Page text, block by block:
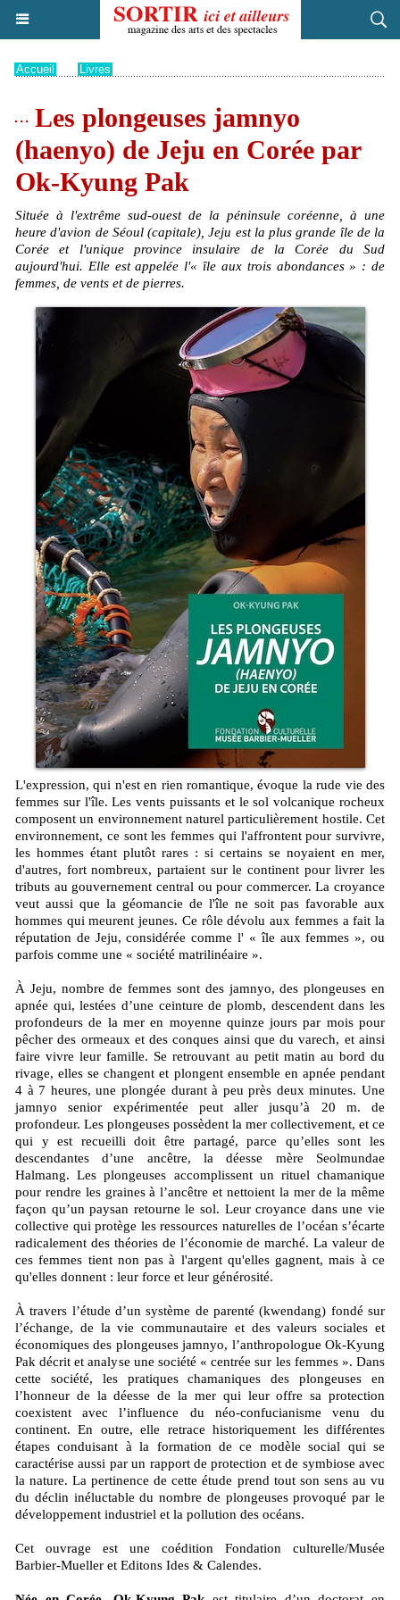
Accueil Livres
Les plongeuses jamnyo
(haenyo) de Jeju en Corée par
Ok-Kyung Pak
Située à l'extrême sud-ouest de la péninsule coréenne, à une
heure d'avion de Séoul (capitale), Jeju est la plus grande île de la
Corée et l'unique province insulaire de la Corée du Sud
aujourd'hui. Elle est appelée l'« île aux trois abondances » : de
femmes, de vents et de pierres.
L'expression, qui n'est en rien romantique, évoque la rude vie des
femmes sur l'île. Les vents puissants et le sol volcanique rocheux
composent un environnement naturel particulièrement hostile. Cet
environnement, ce sont les femmes qui l'affrontent pour survivre,
les hommes étant plutôt rares : si certains se noyaient en mer,
d'autres, fort nombreux, partaient sur le continent pour livrer les
tributs au gouvernement central ou pour commercer. La croyance
veut aussi que la géomancie de l'île ne soit pas favorable aux
hommes qui meurent jeunes. Ce rôle dévolu aux femmes a fait la
réputation de Jeju, considérée comme l' « île aux femmes », ou
parfois comme une « société matrilinéaire ».
À Jeju, nombre de femmes sont des jamnyo, des plongeuses en
apnée qui, lestées d’une ceinture de plomb, descendent dans les
profondeurs de la mer en moyenne quinze jours par mois pour
pêcher des ormeaux et des conques ainsi que du varech, et ainsi
faire vivre leur famille. Se retrouvant au petit matin au bord du
rivage, elles se changent et plongent ensemble en apnée pendant
4 à 7 heures, une plongée durant à peu près deux minutes. Une
jamnyo senior expérimentée peut aller jusqu’à 20 m. de
profondeur. Les plongeuses possèdent la mer collectivement, et ce
qui y est recueilli doit être partagé, parce qu’elles sont les
descendantes d’une ancêtre, la déesse mère Seolmundae
Halmang. Les plongeuses accomplissent un rituel chamanique
pour rendre les graines à l’ancêtre et nettoient la mer de la même
façon qu’un paysan retourne le sol. Leur croyance dans une vie
collective qui protège les ressources naturelles de l’océan s’écarte
radicalement des théories de l’économie de marché. La valeur de
ces femmes tient non pas à l'argent qu'elles gagnent, mais à ce
qu'elles donnent : leur force et leur générosité.
À travers l’étude d’un système de parenté (kwendang) fondé sur
l’échange, de la vie communautaire et des valeurs sociales et
économiques des plongeuses jamnyo, l’anthropologue Ok-Kyung
Pak décrit et analyse une société « centrée sur les femmes ». Dans
cette société, les pratiques chamaniques des plongeuses en
l’honneur de la déesse de la mer qui leur offre sa protection
coexistent avec l’influence du néo-confucianisme venu du
continent. En outre, elle retrace historiquement les différentes
étapes conduisant à la formation de ce modèle social qui se
caractérise aussi par un rapport de protection et de symbiose avec
la nature. La pertinence de cette étude prend tout son sens au vu
du déclin inéluctable du nombre de plongeuses provoqué par le
développement industriel et la pollution des océans.
Cet ouvrage est une coédition Fondation culturelle/Musée
Barbier-Mueller et Editons Ides & Calendes.